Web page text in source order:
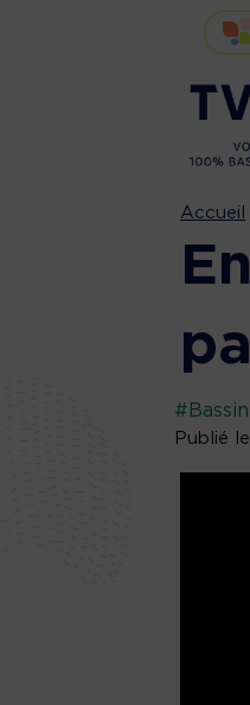
Accueil
Publié